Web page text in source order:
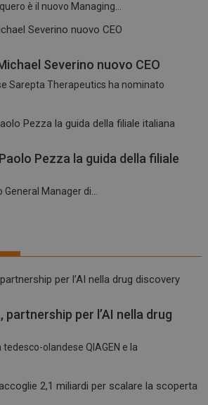
è il nuovo Managing...
Severino nuovo CEO
Sarepta Therapeutics ha nominato
Pezza la guida della filiale
General Manager di...
partnership per l’AI nella drug
tedesco-olandese QIAGEN e la